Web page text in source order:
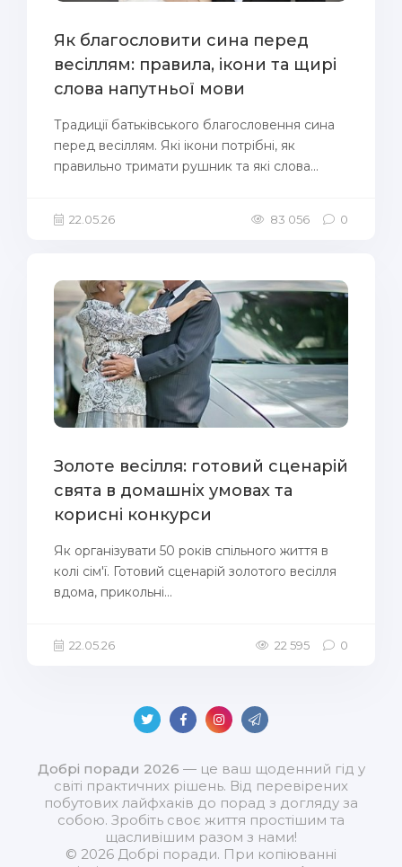
Як благословити сина перед
весіллям: правила, ікони та щирі
слова напутньої мови
Традиції батьківського благословення сина
перед весіллям. Які ікони потрібні, як
правильно тримати рушник та які слова...
22.05.26 83 056 0
Золоте весілля: готовий сценарій
свята в домашніх умовах та
корисні конкурси
Як організувати 50 років спільного життя в
колі сім'ї. Готовий сценарій золотого весілля
вдома, прикольні...
22.05.26 22 595 0
Добрі поради 2026 — це ваш щоденний гід у
світі практичних рішень. Від перевірених
побутових лайфхаків до порад з догляду за
собою. Зробіть своє життя простішим та
щасливішим разом з нами!
© 2026 Добрі поради. При копіюванні